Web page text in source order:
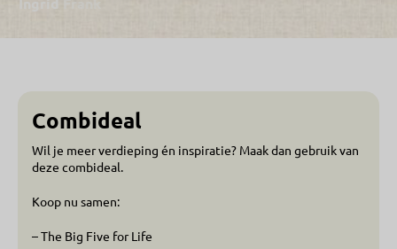
Combideal
Wil je meer verdieping én inspiratie? Maak dan gebruik van
deze combideal.
Koop nu samen:
– The Big Five for Life